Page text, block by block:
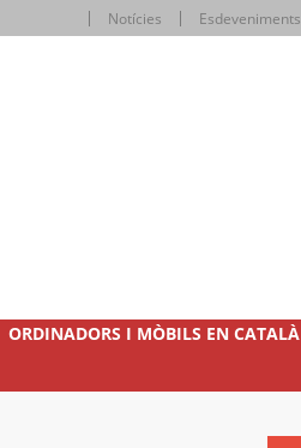
Notícies Esdeveniments
ORDINADORS I MÒBILS EN CATALÀ